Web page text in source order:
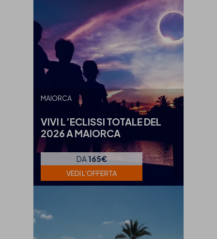
MAIORCA
VIVI L’ECLISSI TOTALE DEL
2026 A MAIORCA
DA 165€
VEDI L'OFFERTA